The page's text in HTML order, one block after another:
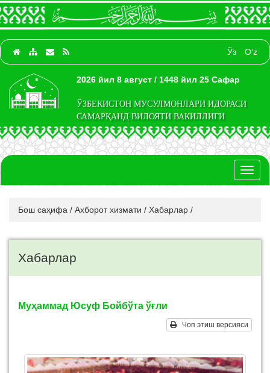
Ўз O‘z
2026 йил 8 август / 1448 йил 25 Сафар
ЎЗБЕКИСТОН МУСУЛМОНЛАРИ ИДОРАСИ
САМАРҚАНД ВИЛОЯТИ ВАКИЛЛИГИ
Бош саҳифа / Ахборот хизмати / Хабарлар /
Хабарлар
Муҳаммад Юсуф Бойбўта ўғли
Чоп этиш версияси